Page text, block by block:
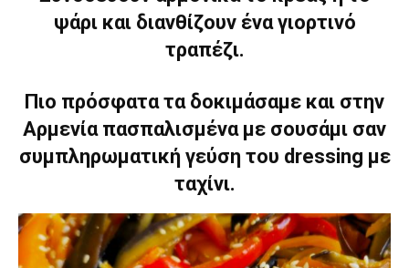
ψάρι και διανθίζουν ένα γιορτινό
τραπέζι.
Πιο πρόσφατα τα δοκιμάσαμε και στην
Αρμενία πασπαλισμένα με σουσάμι σαν
συμπληρωματική γεύση του dressing με
ταχίνι.